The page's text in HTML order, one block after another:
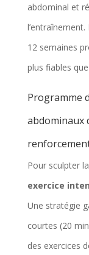
abdominal et
12 semaines
plus fiables
Programme
abdominaux
Pour sculpter
exercice
Une stratégie
courtes (20
des exercices